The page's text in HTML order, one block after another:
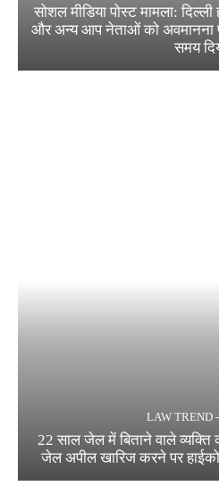
सोशल मीडिया पोस्ट मामला:
और अन्य आप नेताओं को अवमानना
समय
LAW TREND
22 साल जेल में बिताने वाले व्यक्ति
जेल अपील खारिज करने पर